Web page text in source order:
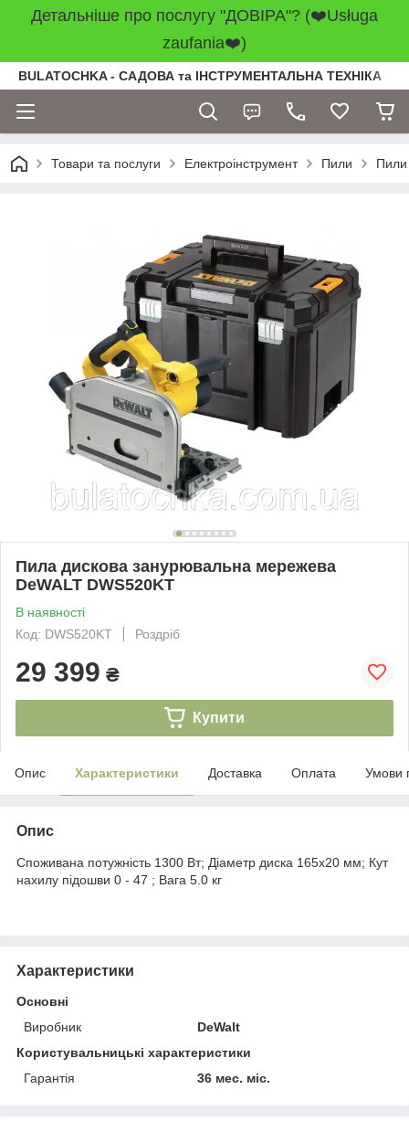
Детальніше про послугу "ДОВІРА"? (❤️Usługa
zaufania❤️)
BULATOCHKA - САДОВА та ІНСТРУМЕНТАЛЬНА ТЕХНІКА
Товари та послуги Електроінструмент Пили Пили
Пила дискова занурювальна мережева
DeWALT DWS520KT
В наявності
Код: DWS520KT
Роздріб
29 399 ₴
Купити
Опис Характеристики Доставка Оплата Умови
Опис
Споживана потужність 1300 Вт; Діаметр диска 165х20 мм; Кут
нахилу підошви 0 - 47 ; Вага 5.0 кг
Характеристики
Основні
Виробник
DeWalt
Користувальницькі характеристики
Гарантія
36 мес. міс.